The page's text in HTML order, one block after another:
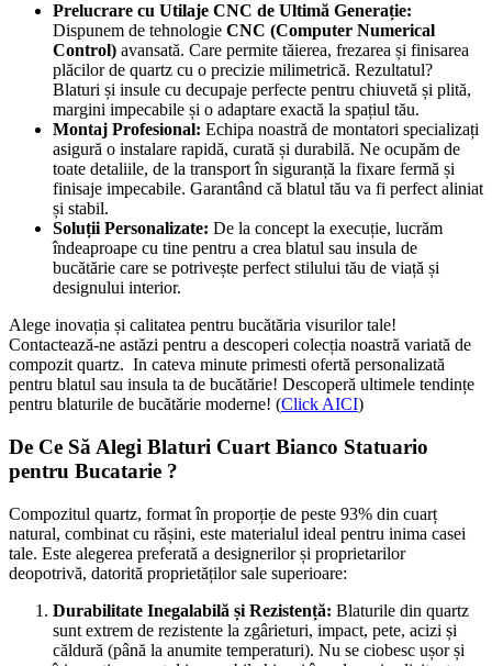
Prelucrare cu Utilaje CNC de Ultimă Generație:
Dispunem de tehnologie CNC (Computer Numerical
Control) avansată. Care permite tăierea, frezarea și finisarea
plăcilor de quartz cu o precizie milimetrică. Rezultatul?
Blaturi și insule cu decupaje perfecte pentru chiuvetă și plită,
margini impecabile și o adaptare exactă la spațiul tău.
Montaj Profesional: Echipa noastră de montatori specializați
asigură o instalare rapidă, curată și durabilă. Ne ocupăm de
toate detaliile, de la transport în siguranță la fixare fermă și
finisaje impecabile. Garantând că blatul tău va fi perfect aliniat
și stabil.
Soluții Personalizate: De la concept la execuție, lucrăm
îndeaproape cu tine pentru a crea blatul sau insula de
bucătărie care se potrivește perfect stilului tău de viață și
designului interior.
Alege inovația și calitatea pentru bucătăria visurilor tale!
Contactează-ne astăzi pentru a descoperi colecția noastră variată de
compozit quartz. In cateva minute primesti ofertă personalizată
pentru blatul sau insula ta de bucătărie! Descoperă ultimele tendințe
pentru blaturile de bucătărie moderne! (Click AICI)
De Ce Să Alegi Blaturi Cuart Bianco Statuario
pentru Bucatarie ?
Compozitul quartz, format în proporție de peste 93% din cuarț
natural, combinat cu rășini, este materialul ideal pentru inima casei
tale. Este alegerea preferată a designerilor și proprietarilor
deopotrivă, datorită proprietăților sale superioare:
Durabilitate Inegalabilă și Rezistență: Blaturile din quartz
sunt extrem de rezistente la zgârieturi, impact, pete, acizi și
căldură (până la anumite temperaturi). Nu se ciobesc ușor și